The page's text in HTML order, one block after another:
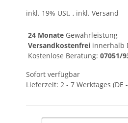
inkl. 19% USt. , inkl. Versand
24 Monate Gewährleistung
Versandkostenfrei innerhalb
Kostenlose Beratung: 07051/
Sofort verfügbar
Lieferzeit: 2 - 7 Werktages (DE